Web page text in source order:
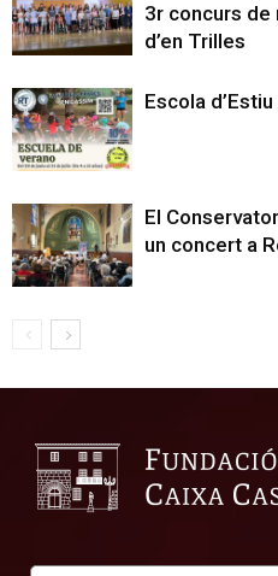
3r concurs de
d’en Trilles
Escola
El
un concert a